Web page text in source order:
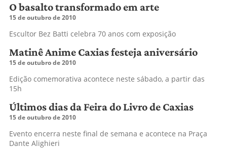
O basalto transformado em arte
15 de outubro de 2010
Escultor Bez Batti celebra 70 anos com exposição
Matinê Anime Caxias festeja aniversário
15 de outubro de 2010
Edição comemorativa acontece neste sábado, a partir das
15h
Últimos dias da Feira do Livro de Caxias
15 de outubro de 2010
Evento encerra neste final de semana e acontece na Praça
Dante Alighieri